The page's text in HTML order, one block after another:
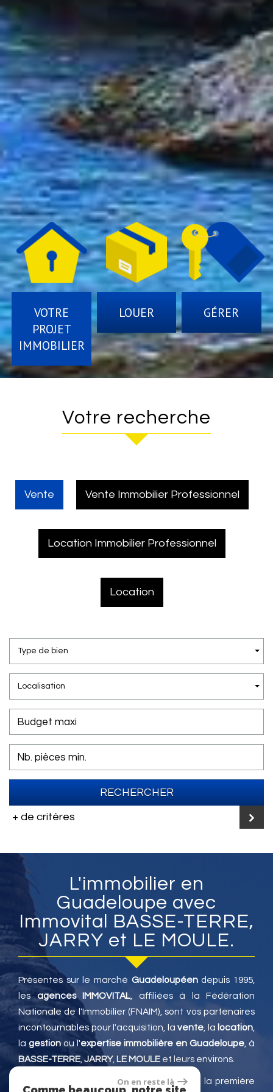
VOTRE
PROJET
IMMOBILIER
LOUER GÉRER
Votre recherche
Vente Vente Immobilier Professionnel
Location Immobilier Professionnel
Location
Type de bien
Localisation
RECHERCHER
+ de critères
L'immobilier en
Guadeloupe avec
Immovital BASSE-TERRE,
JARRY et LE MOULE.
Présentes sur le marché Guadeloupéendepuis 1995,
lesagences IMMOVITAL, affiliées à la Fédération
Nationale de l'Immobilier (FNAIM), sont vos partenaires
incontournables pour l'acquisition, la vente , la location
la gestion ou l'expertise immobilière en Guadeloupe , à
BASSE-TERRE JARRY, LE MOULE et leurs environs.
Située à Jarry, dans un cadre verdoyant, la première
On en reste là